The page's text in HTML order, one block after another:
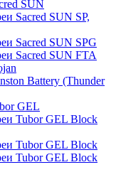
SUN
Sacred SUN SP,
Sacred SUN SPG
Sacred SUN FTA
Battery (Thunder
GEL
Tubor GEL Block
Tubor GEL Block
Tubor GEL Block